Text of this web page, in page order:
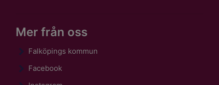
Mer från oss
Falköpings kommun
Facebook